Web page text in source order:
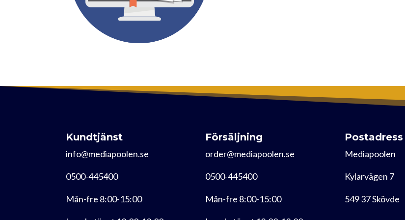
Kundtjänst
info@mediapoolen.se
0500-445400
Mån-fre 8:00-15:00
Försäljning
order@mediapoolen.se
0500-445400
Mån-fre 8:00-15:00
Postadress
Mediapoolen
Kylarvägen 7
549 37 Skövde